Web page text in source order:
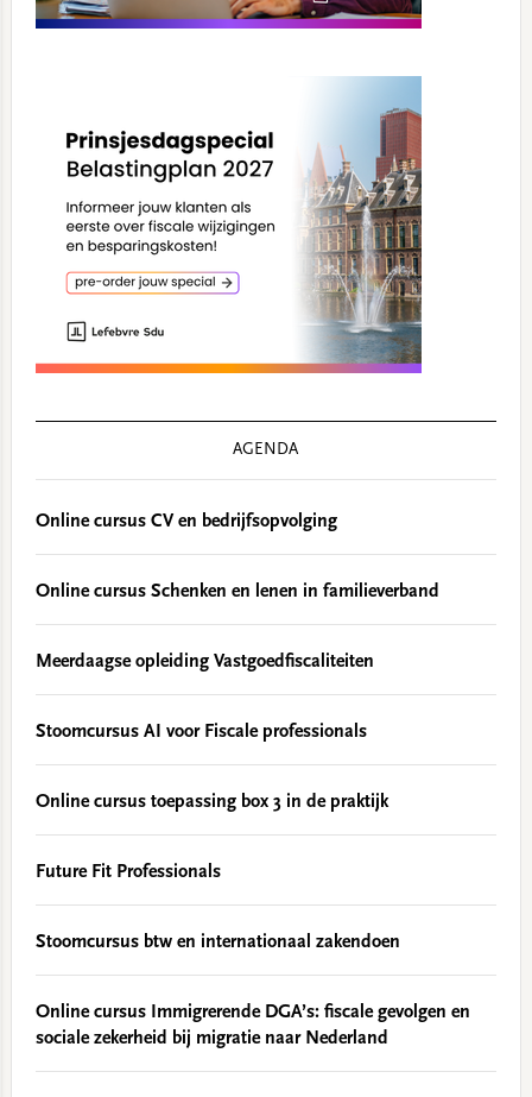
AGENDA
Online cursus CV en bedrijfsopvolging
Online cursus Schenken en lenen in familieverband
Meerdaagse opleiding Vastgoedfiscaliteiten
Stoomcursus AI voor Fiscale professionals
Online cursus toepassing box 3 in de praktijk
Future Fit Professionals
Stoomcursus btw en internationaal zakendoen
Online cursus Immigrerende DGA’s: fiscale gevolgen en
sociale zekerheid bij migratie naar Nederland